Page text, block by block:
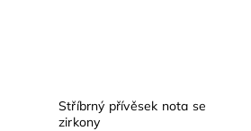
Stříbrný přívěsek nota se
zirkony